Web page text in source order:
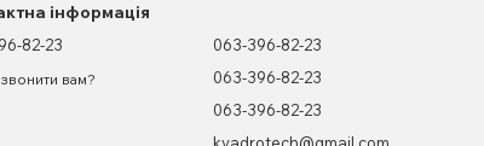
інформація
82-23
вам?
063-396-82-23
063-396-82-23
063-396-82-23